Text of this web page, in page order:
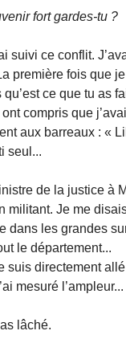
fort gardes-tu ?
suivi ce conflit.
première fois que
ce que tu as
compris que
aux barreaux : «
seul...
de la justice à
militant. Je me
dans les grandes
le département...
suis directement
mesuré l’ampleur...
lâché.